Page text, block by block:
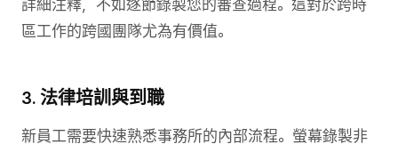
詳細注釋，不如逐節錄製您的審查過程。這對於跨時
區工作的跨國團隊尤為有價值。
3. 法律培訓與到職
新員工需要快速熟悉事務所的內部流程。螢幕錄製非